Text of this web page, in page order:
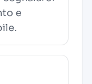
e